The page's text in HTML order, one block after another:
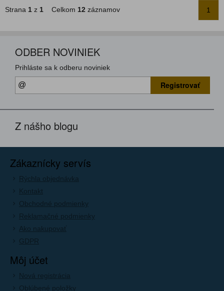
Strana 1 z 1 Celkom 12 záznamov 1
ODBER NOVINIEK
Prihláste sa k odberu noviniek
Registrovať
Z nášho blogu
Zákaznícky servís
Rýchla objednávka
Kontakt
Obchodné podmienky
Reklamačné podmienky
Ako nakupovať
GDPR
Môj účet
Nová registrácia
Oblúbené položky